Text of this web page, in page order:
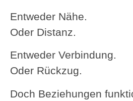
Entweder Nähe.
Oder Distanz.
Entweder Verbindung.
Oder Rückzug.
Doch Beziehungen